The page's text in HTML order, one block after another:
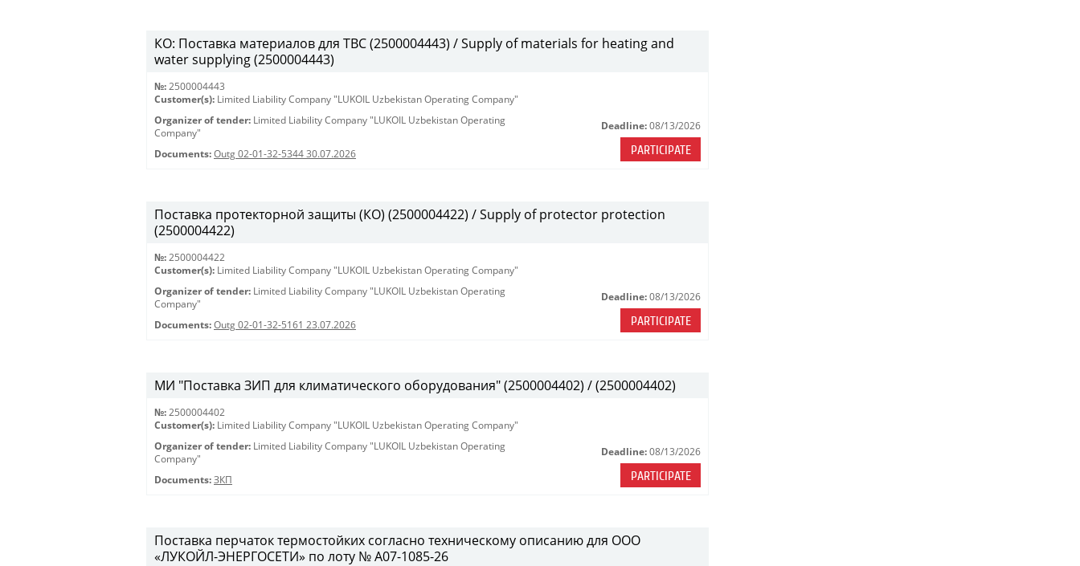
КО: Поставка материалов для ТВС (2500004443) / Supply of materials for heating and
water supplying (2500004443)
№: 2500004443
Customer(s): Limited Liability Company "LUKOIL Uzbekistan Operating Company"
Organizer of tender: Limited Liability Company "LUKOIL Uzbekistan Operating
Company"
Documents: Outg 02-01-32-5344 30.07.2026
Deadline: 08/13/2026
PARTICIPATE
Поставка протекторной защиты (КО) (2500004422) / Supply of protector protection
(2500004422)
№: 2500004422
Customer(s): Limited Liability Company "LUKOIL Uzbekistan Operating Company"
Organizer of tender: Limited Liability Company "LUKOIL Uzbekistan Operating
Company"
Documents: Outg 02-01-32-5161 23.07.2026
Deadline: 08/13/2026
PARTICIPATE
МИ "Поставка ЗИП для климатического оборудования" (2500004402) / (2500004402)
№: 2500004402
Customer(s): Limited Liability Company "LUKOIL Uzbekistan Operating Company"
Organizer of tender: Limited Liability Company "LUKOIL Uzbekistan Operating
Company"
Documents: ЗКП
Deadline: 08/13/2026
PARTICIPATE
Поставка перчаток термостойких согласно техническому описанию для ООО
«ЛУКОЙЛ-ЭНЕРГОСЕТИ» по лоту № A07-1085-26